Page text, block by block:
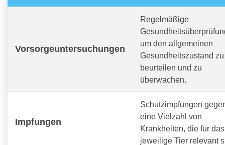
Vorsorgeuntersuchungen
Regelmäßige
um den allgemeinen
Gesundheitszustand zu
beurteilen und zu
überwachen.
Impfungen
Schutzimpfungen
eine Vielzahl von
Krankheiten, die für das
jeweilige Tier relevant